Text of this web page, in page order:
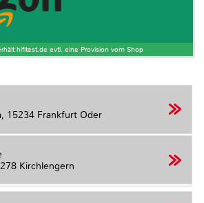
hifitest.de evtl. eine Provision vom Shop
15234 Frankfurt Oder
Kirchlengern